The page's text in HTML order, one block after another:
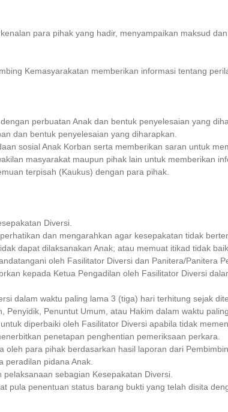
para pihak yang hadir, menyampaikan maksud
Kemasyarakatan memberikan informasi tentang
perbuatan Anak dan bentuk penyelesaian yang
dan bentuk penyelesaian yang diharapkan.
sosial Anak Korban serta memberikan saran untuk
masyarakat maupun pihak lain untuk memberikan
terpisah (Kaukus) dengan para pihak.
Diversi.
dan mengarahkan agar kesepakatan tidak
dapat dilaksanakan Anak; atau memuat itikad tidak
oleh Fasilitator Diversi dan Panitera/Panitera
kepada Ketua Pengadilan oleh Fasilitator Diversi
dalam waktu paling lama 3 (tiga) hari terhitung sejak
Penyidik, Penuntut Umum, atau Hakim dalam waktu
diperbaiki oleh Fasilitator Diversi apabila tidak
penetapan penghentian pemeriksaan perkara.
oleh para pihak berdasarkan hasil laporan dari
peradilan pidana Anak.
sebagian Kesepakatan Diversi.
pula penentuan status barang bukti yang telah disita